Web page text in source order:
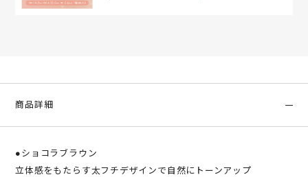
商品詳細
●ショコラブラウン
立体感をもたらす太フチデザインで自然にトーンアップ